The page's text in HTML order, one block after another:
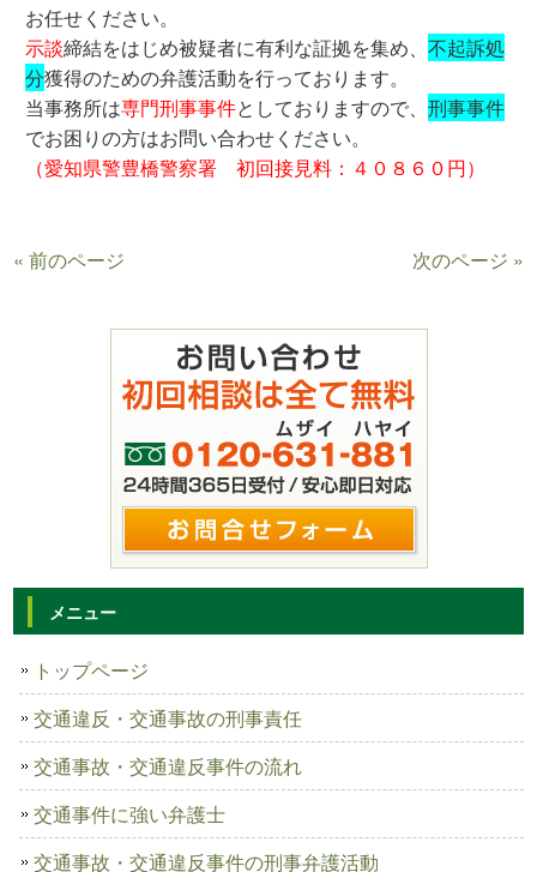
お任せください。
示談締結をはじめ被疑者に有利な証拠を集め、不起訴処
分獲得のための弁護活動を行っております。
当事務所は専門刑事事件としておりますので、刑事事件
でお困りの方はお問い合わせください。
（愛知県警豊橋警察署 初回接見料：４０８６０円）
« 前のページ 次のページ »
メニュー
トップページ
交通違反・交通事故の刑事責任
交通事故・交通違反事件の流れ
交通事件に強い弁護士
交通事故・交通違反事件の刑事弁護活動